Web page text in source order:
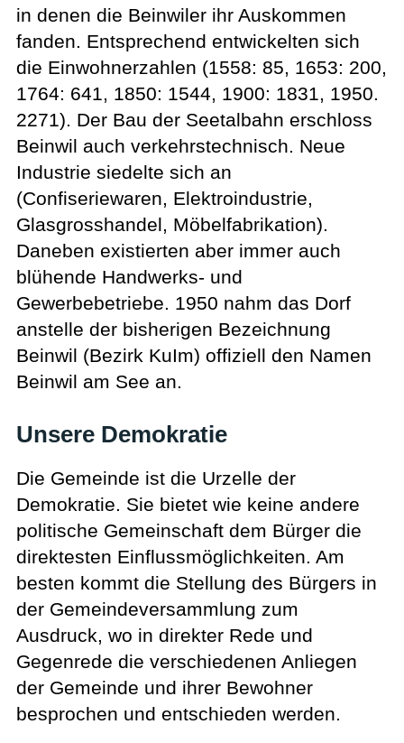
in denen die Beinwiler ihr Auskommen
fanden. Entsprechend entwickelten sich
die Einwohnerzahlen (1558: 85, 1653: 200,
1764: 641, 1850: 1544, 1900: 1831, 1950.
2271). Der Bau der Seetalbahn erschloss
Beinwil auch verkehrstechnisch. Neue
Industrie siedelte sich an
(Confiseriewaren, Elektroindustrie,
Glasgrosshandel, Möbelfabrikation).
Daneben existierten aber immer auch
blühende Handwerks- und
Gewerbebetriebe. 1950 nahm das Dorf
anstelle der bisherigen Bezeichnung
Beinwil (Bezirk KuIm) offiziell den Namen
Beinwil am See an.
Unsere Demokratie
Die Gemeinde ist die Urzelle der
Demokratie. Sie bietet wie keine andere
politische Gemeinschaft dem Bürger die
direktesten Einflussmöglichkeiten. Am
besten kommt die Stellung des Bürgers in
der Gemeindeversammlung zum
Ausdruck, wo in direkter Rede und
Gegenrede die verschiedenen Anliegen
der Gemeinde und ihrer Bewohner
besprochen und entschieden werden.